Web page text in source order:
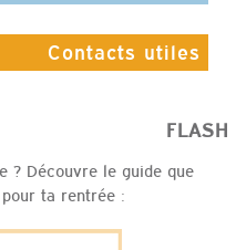
Contacts utiles
FLASH INFO
? Découvre le guide que
ta rentrée :